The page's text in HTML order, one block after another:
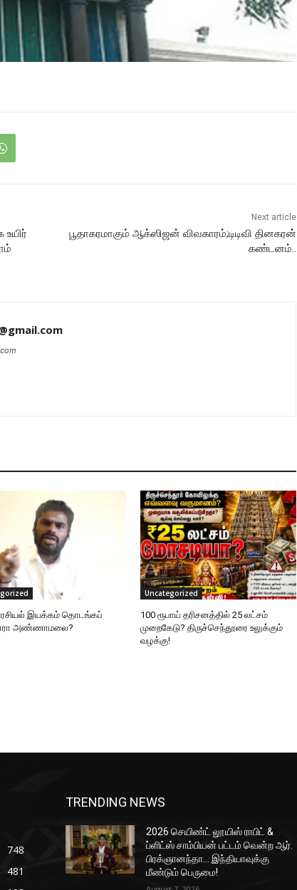
Next article
பூதாகரமாகும் ஆக்ஸிஜன் விவகாரம்;டிடிவி தினகரன்
கண்டனம்..
இயக்கம் தொடங்கப்
அண்ணாமலை?
Uncategorized
100 ரூபாய் தரிசனத்தில் 25 லட்சம்
முறைகேடு? திருச்செந்தூரை உலுக்கும்
வழக்கு!
748
481
TRENDING NEWS
2026 செயிண்ட் லூயிஸ் ராபிட் &
ப்ளிட்ஸ் சாம்பியன் பட்டம் வென்ற ஆர்.
பிரக்ஞானந்தா… இந்தியாவுக்கு
மீண்டும் பெருமை!